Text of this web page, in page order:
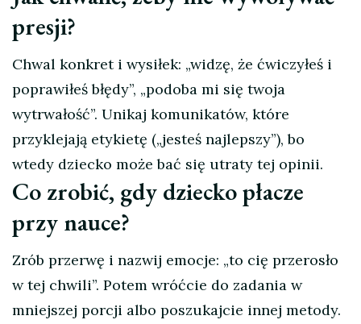
presji?
Chwal konkret i wysiłek: „widzę, że ćwiczyłeś i
poprawiłeś błędy”, „podoba mi się twoja
wytrwałość”. Unikaj komunikatów, które
przyklejają etykietę („jesteś najlepszy”), bo
wtedy dziecko może bać się utraty tej opinii.
Co zrobić, gdy dziecko płacze
przy nauce?
Zrób przerwę i nazwij emocje: „to cię przerosło
w tej chwili”. Potem wróćcie do zadania w
mniejszej porcji albo poszukajcie innej metody.